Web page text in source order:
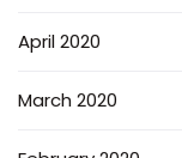
April 2020
March 2020